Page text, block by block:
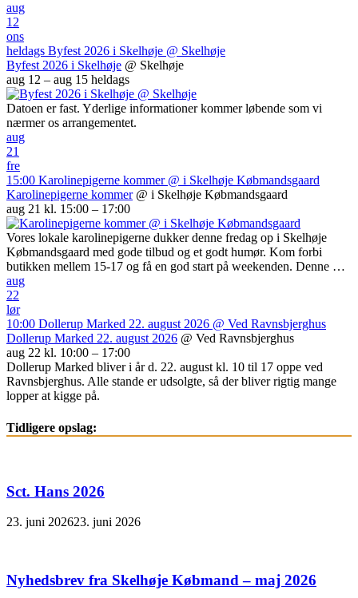
aug
12
ons
heldags Byfest 2026 i Skelhøje @ Skelhøje
Byfest 2026 i Skelhøje @ Skelhøje
aug 12 – aug 15 heldags
Datoen er fast. Yderlige informationer kommer løbende som vi
nærmer os arrangementet.
aug
21
fre
15:00 Karolinepigerne kommer @ i Skelhøje Købmandsgaard
Karolinepigerne kommer @ i Skelhøje Købmandsgaard
aug 21 kl. 15:00 – 17:00
Vores lokale karolinepigerne dukker denne fredag op i Skelhøje
Købmandsgaard med gode tilbud og et godt humør. Kom forbi
butikken mellem 15-17 og få en god start på weekenden. Denne …
aug
22
lør
10:00 Dollerup Marked 22. august 2026 @ Ved Ravnsbjerghus
Dollerup Marked 22. august 2026 @ Ved Ravnsbjerghus
aug 22 kl. 10:00 – 17:00
Dollerup Marked bliver i år d. 22. august kl. 10 til 17 oppe ved
Ravnsbjerghus. Alle stande er udsolgte, så der bliver rigtig mange
lopper at kigge på.
Tidligere opslag:
Sct. Hans 2026
23. juni 202623. juni 2026
Nyhedsbrev fra Skelhøje Købmand – maj 2026